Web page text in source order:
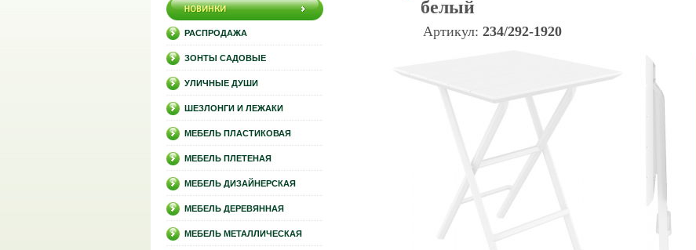
РАСПРОДАЖА
ЗОНТЫ САДОВЫЕ
УЛИЧНЫЕ ДУШИ
ШЕЗЛОНГИ И ЛЕЖАКИ
МЕБЕЛЬ ПЛАСТИКОВАЯ
МЕБЕЛЬ ПЛЕТЕНАЯ
МЕБЕЛЬ ДИЗАЙНЕРСКАЯ
МЕБЕЛЬ ДЕРЕВЯННАЯ
МЕБЕЛЬ МЕТАЛЛИЧЕСКАЯ
белый
Артикул: 234/292-1920